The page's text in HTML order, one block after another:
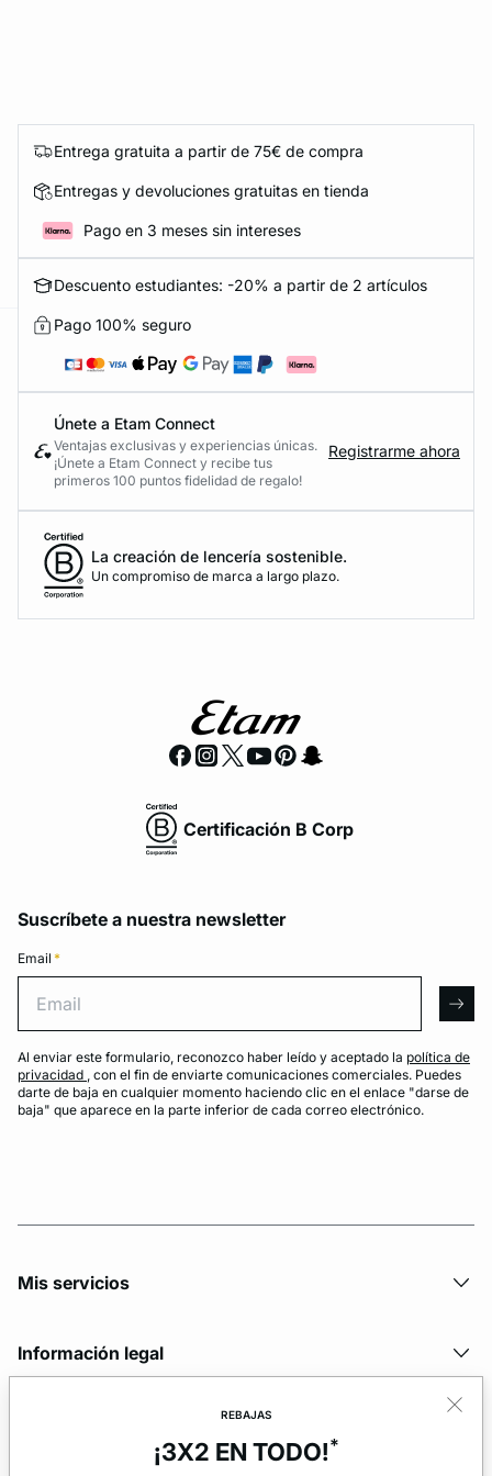
REBAJAS
¡3X2 EN TODO!*
Entrega gratuita a partir de 75€ de compra
Entregas y devoluciones gratuitas en tienda
Pago en 3 meses sin intereses
Descuento estudiantes: -20% a partir de 2 artículos
Pago 100% seguro
Únete a Etam Connect
Ventajas exclusivas y experiencias únicas.
¡Únete a Etam Connect y recibe tus
primeros 100 puntos fidelidad de regalo!
Registrarme ahora
La creación de lencería sostenible.
Un compromiso de marca a largo plazo.
Certificación B Corp
Suscríbete a nuestra newsletter
Email *
Al enviar este formulario, reconozco haber leído y aceptado la política de
privacidad , con el fin de enviarte comunicaciones comerciales. Puedes
darte de baja en cualquier momento haciendo clic en el enlace "darse de
baja" que aparece en la parte inferior de cada correo electrónico.
Mis servicios
Información legal